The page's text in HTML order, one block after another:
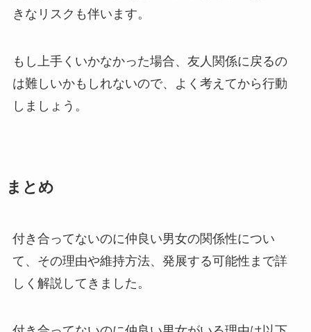
きなリスクも伴います。
もし上手くいかなかった場合、友人関係に戻るの
は難しいかもしれないので、よく考えてから行動
しましょう。
まとめ
付き合ってないのに仲良い男女の関係性につい
て、その理由や維持方法、発展する可能性まで詳
しく解説してきました。